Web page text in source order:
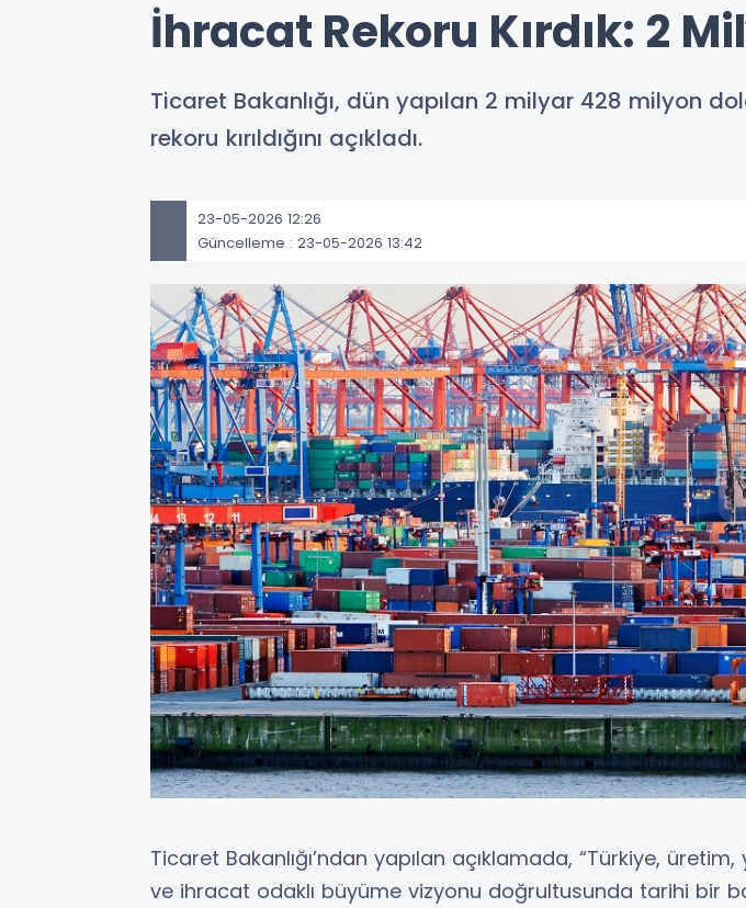
İhracat Rekoru Kırdık: 2
Ticaret Bakanlığı, dün yapılan 2 milyar 428 milyon
rekoru kırıldığını açıkladı.
23-05-2026 12:26
Güncelleme : 23-05-2026 13:42
Ticaret Bakanlığı’ndan yapılan açıklamada, “Türkiye, üretim,
ve ihracat odaklı büyüme vizyonu doğrultusunda tarihi bir